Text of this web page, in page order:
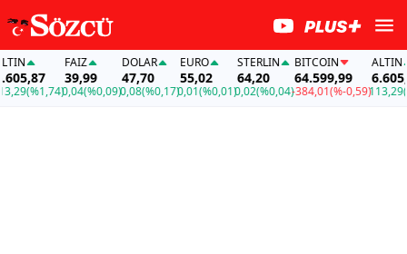
(%1,74)
FAİZ
39,99
0,04(%0,09)
DOLAR
47,70
0,08(%0,17)
EURO
55,02
0,01(%0,01)
STERLIN
64,20
0,02(%0,04)
BITCOIN
64.599,99
-384,01(%-0,59)
ALTIN
113,29